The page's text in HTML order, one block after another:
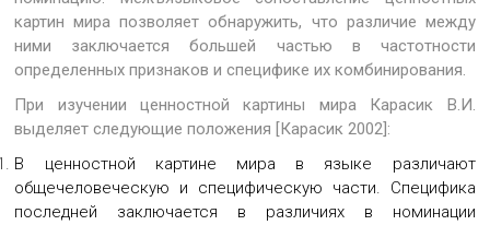
картин мира позволяет обнаружить, что различие между
ними заключается большей частью в частотности
определенных признаков и специфике их комбинирования.
При изучении ценностной картины мира Карасик В.И.
выделяет следующие положения [Карасик 2002]:
В ценностной картине мира в языке различают
общечеловеческую и специфическую части. Специфика
последней заключается в различиях в номинации